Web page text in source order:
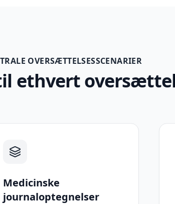
OVERSÆTTELSESSCENARIER
ethvert
Medicinske
journaloptegnelser